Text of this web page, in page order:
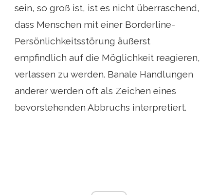
sein, so groß ist, ist es nicht überraschend,
dass Menschen mit einer Borderline-
Persönlichkeitsstörung äußerst
empfindlich auf die Möglichkeit reagieren,
verlassen zu werden. Banale Handlungen
anderer werden oft als Zeichen eines
bevorstehenden Abbruchs interpretiert.